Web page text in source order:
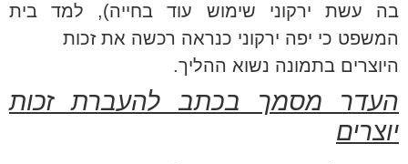
בה עשת ירקוני שימוש עוד בחייה), למד בית
המשפט כי יפה ירקוני כנראה רכשה את זכות
היוצרים בתמונה נשוא ההליך.
העדר מסמך בכתב להעברת זכות
יוצרים